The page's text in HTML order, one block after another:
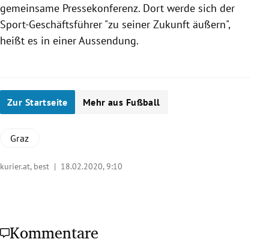
gemeinsame Pressekonferenz. Dort werde sich der
Sport-Geschäftsführer "zu seiner Zukunft äußern",
heißt es in einer Aussendung.
Zur Startseite Mehr aus Fußball
Graz
kurier.at, best | 18.02.2020, 9:10
Kommentare